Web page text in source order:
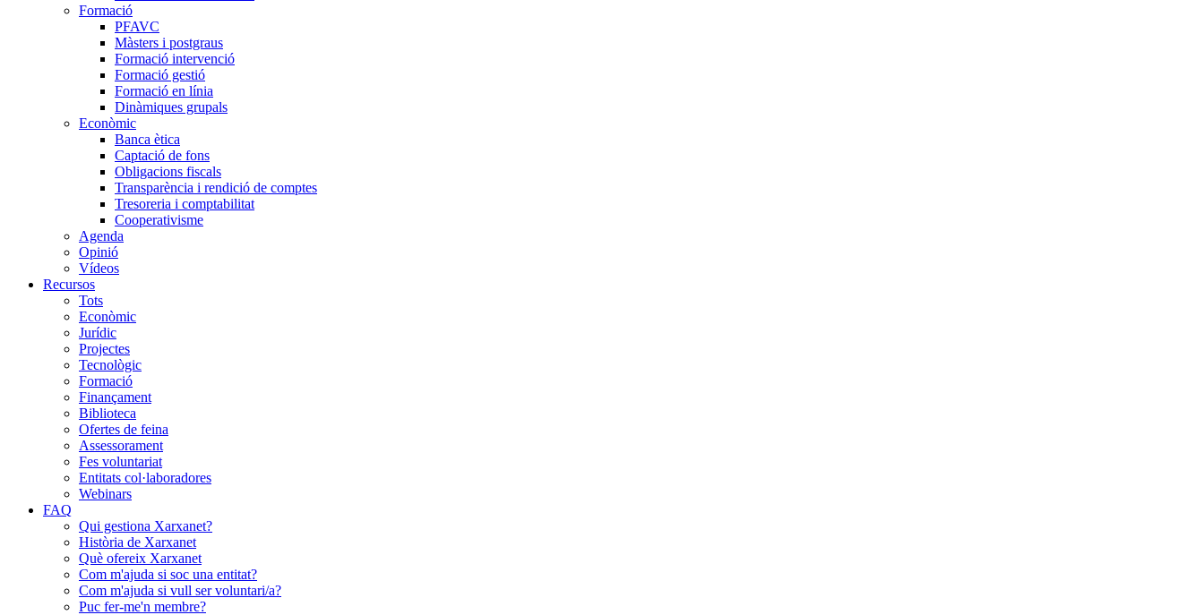
Formació
PFAVC
Màsters i postgraus
Formació intervenció
Formació gestió
Formació en línia
Dinàmiques grupals
Econòmic
Banca ètica
Captació de fons
Obligacions fiscals
Transparència i rendició de comptes
Tresoreria i comptabilitat
Cooperativisme
Agenda
Opinió
Vídeos
Recursos
Tots
Econòmic
Jurídic
Projectes
Tecnològic
Formació
Finançament
Biblioteca
Ofertes de feina
Assessorament
Fes voluntariat
Entitats col·laboradores
Webinars
FAQ
Qui gestiona Xarxanet?
Història de Xarxanet
Què ofereix Xarxanet
Com m'ajuda si soc una entitat?
Com m'ajuda si vull ser voluntari/a?
Puc fer-me'n membre?